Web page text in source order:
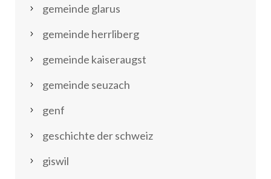
gemeinde glarus
gemeinde herrliberg
gemeinde kaiseraugst
gemeinde seuzach
genf
geschichte der schweiz
giswil